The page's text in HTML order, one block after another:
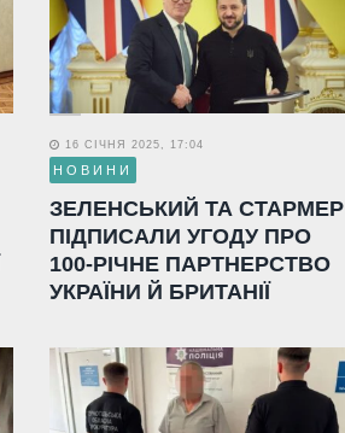
16 СІЧНЯ 2025, 17:04
НОВИНИ
ЗЕЛЕНСЬКИЙ ТА СТАРМЕР
ПІДПИСАЛИ УГОДУ ПРО
100-РІЧНЕ ПАРТНЕРСТВО
УКРАЇНИ Й БРИТАНІЇ